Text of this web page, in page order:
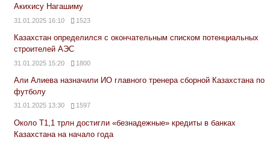
Акихису Нагашиму
31.01.2025 16:10 1523
Казахстан определился с окончательным списком потенциальных
строителей АЭС
31.01.2025 15:20 1800
Али Алиева назначили ИО главного тренера сборной Казахстана по
футболу
31.01.2025 13:30 1597
Около Т1,1 трлн достигли «безнадежные» кредиты в банках
Казахстана на начало года